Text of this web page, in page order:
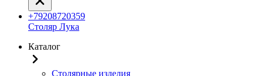
+79208720359
Столяр Лука
Каталог
Столярные изделия